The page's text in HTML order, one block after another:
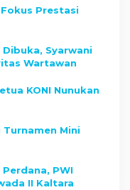
Prestasi
Syarwani
Wartawan
KONI Nunukan
Turnamen Mini
PWI
II Kaltara